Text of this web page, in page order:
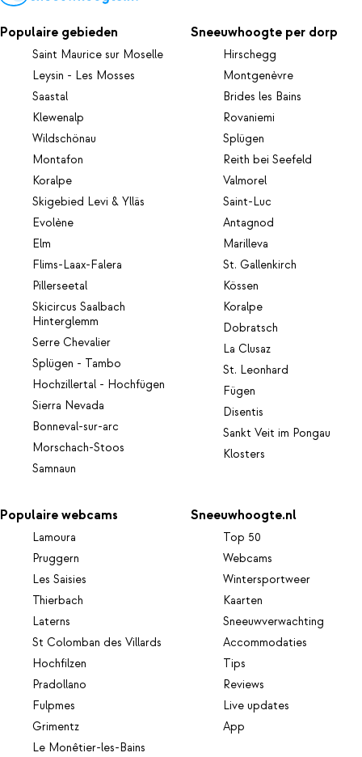
Populaire gebieden
Saint Maurice sur Moselle
Leysin - Les Mosses
Saastal
Klewenalp
Wildschönau
Montafon
Koralpe
Skigebied Levi & Ylläs
Evolène
Elm
Flims-Laax-Falera
Pillerseetal
Skicircus Saalbach
Hinterglemm
Serre Chevalier
Splügen - Tambo
Hochzillertal - Hochfügen
Sierra Nevada
Bonneval-sur-arc
Morschach-Stoos
Samnaun
Sneeuwhoogte per dorp
Hirschegg
Montgenèvre
Brides les Bains
Rovaniemi
Splügen
Reith bei Seefeld
Valmorel
Saint-Luc
Antagnod
Marilleva
St. Gallenkirch
Kössen
Koralpe
Dobratsch
La Clusaz
St. Leonhard
Fügen
Disentis
Sankt Veit im Pongau
Klosters
Populaire webcams
Lamoura
Pruggern
Les Saisies
Thierbach
Laterns
St Colomban des Villards
Hochfilzen
Pradollano
Fulpmes
Grimentz
Le Monêtier-les-Bains
Sneeuwhoogte.nl
Top 50
Webcams
Wintersportweer
Kaarten
Sneeuwverwachting
Accommodaties
Tips
Reviews
Live updates
App